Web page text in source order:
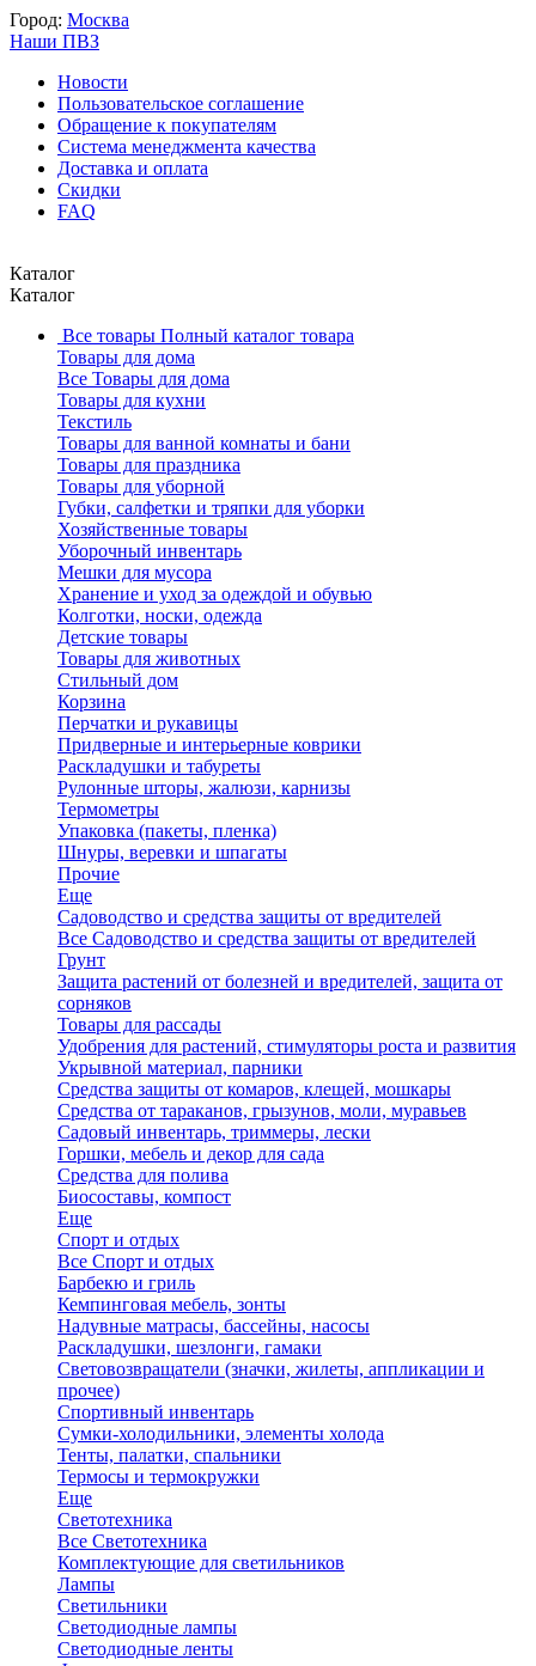
Город: Москва
Наши ПВЗ
Новости
Пользовательское соглашение
Обращение к покупателям
Система менеджмента качества
Доставка и оплата
Скидки
FAQ
Каталог
Каталог
Все товары Полный каталог товара
Товары для дома
Все Товары для дома
Товары для кухни
Текстиль
Товары для ванной комнаты и бани
Товары для праздника
Товары для уборной
Губки, салфетки и тряпки для уборки
Хозяйственные товары
Уборочный инвентарь
Мешки для мусора
Хранение и уход за одеждой и обувью
Колготки, носки, одежда
Детские товары
Товары для животных
Стильный дом
Корзина
Перчатки и рукавицы
Придверные и интерьерные коврики
Раскладушки и табуреты
Рулонные шторы, жалюзи, карнизы
Термометры
Упаковка (пакеты, пленка)
Шнуры, веревки и шпагаты
Прочие
Еще
Садоводство и средства защиты от вредителей
Все Садоводство и средства защиты от вредителей
Грунт
Защита растений от болезней и вредителей, защита от
сорняков
Товары для рассады
Удобрения для растений, стимуляторы роста и развития
Укрывной материал, парники
Средства защиты от комаров, клещей, мошкары
Средства от тараканов, грызунов, моли, муравьев
Садовый инвентарь, триммеры, лески
Горшки, мебель и декор для сада
Средства для полива
Биосоставы, компост
Еще
Спорт и отдых
Все Спорт и отдых
Барбекю и гриль
Кемпинговая мебель, зонты
Надувные матрасы, бассейны, насосы
Раскладушки, шезлонги, гамаки
Световозвращатели (значки, жилеты, аппликации и
прочее)
Спортивный инвентарь
Сумки-холодильники, элементы холода
Тенты, палатки, спальники
Термосы и термокружки
Еще
Светотехника
Все Светотехника
Комплектующие для светильников
Лампы
Светильники
Светодиодные лампы
Светодиодные ленты